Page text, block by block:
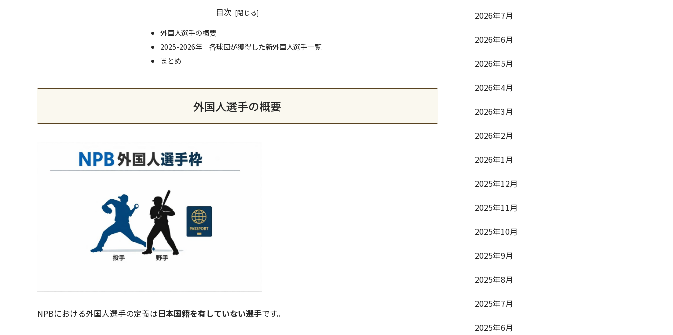
目次
外国人選手の概要
2025-2026年 各球団が獲得した新外国人選手一覧
まとめ
外国人選手の概要
NPBにおける外国人選手の定義は日本国籍を有していない選手です。
2026年7月
2026年6月
2026年5月
2026年4月
2026年3月
2026年2月
2026年1月
2025年12月
2025年11月
2025年10月
2025年9月
2025年8月
2025年7月
2025年6月